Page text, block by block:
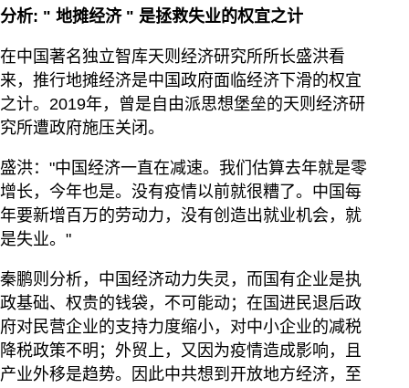
分析: " 地摊经济 " 是拯救失业的权宜之计
在中国著名独立智库天则经济研究所所长盛洪看
来，推行地摊经济是中国政府面临经济下滑的权宜
之计。2019年，曾是自由派思想堡垒的天则经济研
究所遭政府施压关闭。
盛洪："中国经济一直在减速。我们估算去年就是零
增长，今年也是。没有疫情以前就很糟了。中国每
年要新增百万的劳动力，没有创造出就业机会，就
是失业。"
秦鹏则分析，中国经济动力失灵，而国有企业是执
政基础、权贵的钱袋，不可能动；在国进民退后政
府对民营企业的支持力度缩小，对中小企业的减税
降税政策不明；外贸上，又因为疫情造成影响，且
产业外移是趋势。因此中共想到开放地方经济，至